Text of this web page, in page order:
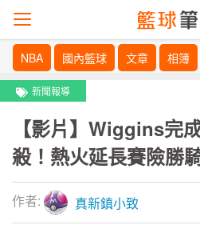
NBA 國內籃球 文章 相簿
新聞報導
【影片】Wiggins完
殺！熱火延長賽險勝
作者: 真新鎮小致